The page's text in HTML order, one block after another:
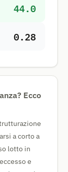
44.0
0.28
Ecco
a corto a
lotto in
e